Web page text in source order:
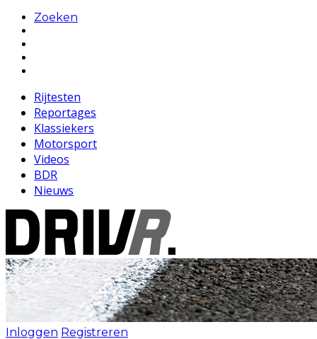
Zoeken
Rijtesten
Reportages
Klassiekers
Motorsport
Videos
BDR
Nieuws
Inloggen Registreren